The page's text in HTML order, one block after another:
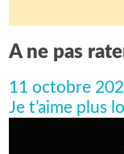
A ne pas
11 octobre
Je t’aime plus